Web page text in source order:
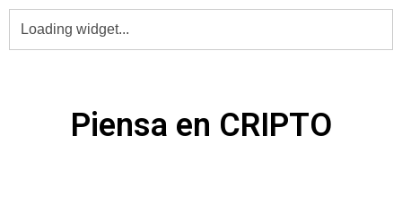
Piensa en CRIPTO